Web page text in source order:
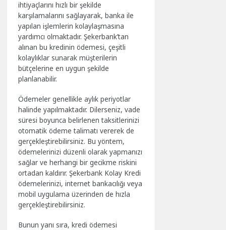
ihtiyaçlarını hızlı bir şekilde
karşılamalarını sağlayarak, banka ile
yapılan işlemlerin kolaylaşmasına
yardımcı olmaktadır. Şekerbank’tan
alınan bu kredinin ödemesi, çeşitli
kolaylıklar sunarak müşterilerin
bütçelerine en uygun şekilde
planlanabilir.
Ödemeler genellikle aylık periyotlar
halinde yapılmaktadır. Dilerseniz, vade
süresi boyunca belirlenen taksitlerinizi
otomatik ödeme talimatı vererek de
gerçekleştirebilirsiniz. Bu yöntem,
ödemelerinizi düzenli olarak yapmanızı
sağlar ve herhangi bir gecikme riskini
ortadan kaldırır. Şekerbank Kolay Kredi
ödemelerinizi, internet bankacılığı veya
mobil uygulama üzerinden de hızla
gerçekleştirebilirsiniz.
Bunun yanı sıra, kredi ödemesi